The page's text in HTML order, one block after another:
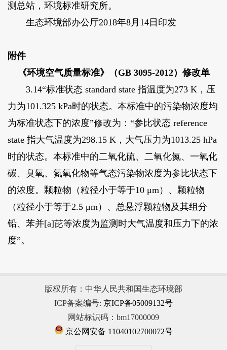
测总站，环境标准研究所。
生态环境部办公厅2018年8月14日印发
附件
《环境空气质量标准》（GB 3095-2012）修改单
3.14“标准状态 standard state 指温度为273 K，压
力为101.325 kPa时的状态。本标准中的污染物浓度均
为标准状态下的浓度”修改为：“参比状态 reference
state 指大气温度为298.15 K，大气压力为1013.25 hPa
时的状态。本标准中的二氧化硫、二氧化氮、一氧化
碳、臭氧、氮氧化物等气态污染物浓度为参比状态下
的浓度。颗粒物（粒径小于等于10 μm）、颗粒物
（粒径小于等于2.5 μm）、总悬浮颗粒物及其组分
铅、苯并[a]芘等浓度为监测时大气温度和压力下的浓
度”。
版权所有：中华人民共和国生态环境部
ICP备案编号: 京ICP备05009132号
网站标识码：bm17000009
京公网安备 11040102700072号